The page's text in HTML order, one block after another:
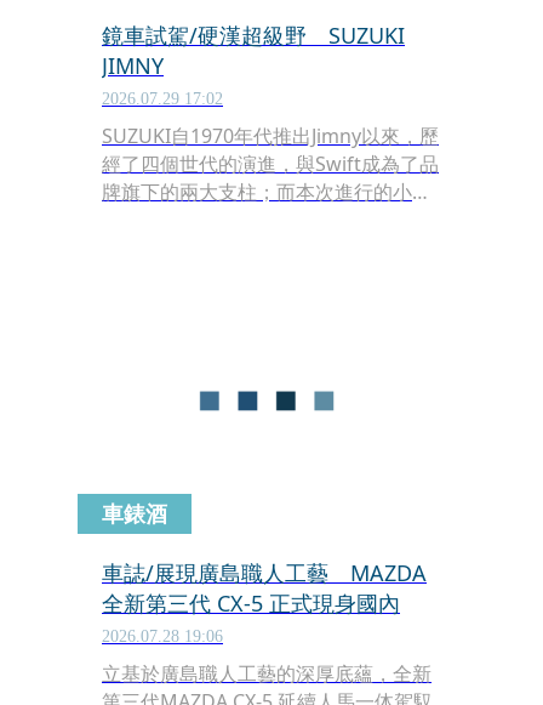
鏡車試駕/硬漢超級野 SUZUKI
JIMNY
2026.07.29 17:02
SUZUKI自1970年代推出Jimny以來，歷
經了四個世代的演進，與Swift成為了品
牌旗下的兩大支柱；而本次進行的小改
車錶酒
車誌/展現廣島職人工藝 MAZDA
全新第三代 CX-5 正式現身國內
2026.07.28 19:06
立基於廣島職人工藝的深厚底蘊，全新